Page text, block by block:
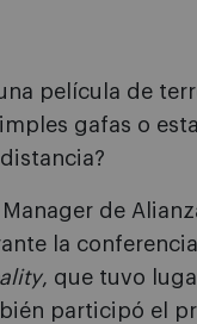
película de
gafas o
de
la
, que tuvo
participó el